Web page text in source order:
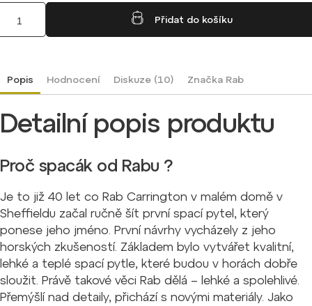
Přidat do košíku
Popis Hodnocení Diskuze (10) ZnačkaRab
Detailní popis produktu
Proč spacák od Rabu ?
Je to již 40 let co Rab Carrington v malém domě v
Sheffieldu začal ručně šít první spací pytel, který
ponese jeho jméno. První návrhy vycházely z jeho
horských zkušeností. Základem bylo vytvářet kvalitní,
lehké a teplé spací pytle, které budou v horách dobře
sloužit. Právě takové věci Rab dělá – lehké a spolehlivé.
Přemýšlí nad detaily, přichází s novými materiály. Jako